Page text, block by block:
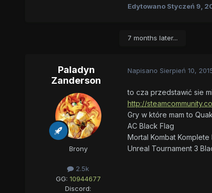
Edytowano Styczeń 9,
7 months later...
Paladyn
Zanderson
Brony
2.5k
GG: 10944677
Discord:
Napisano Sierpień 10,
to cza przedstawić sie
http://
Gry w które mam to
AC Black Flag
Mortal Kombat Komplete
Unreal Tournament 3